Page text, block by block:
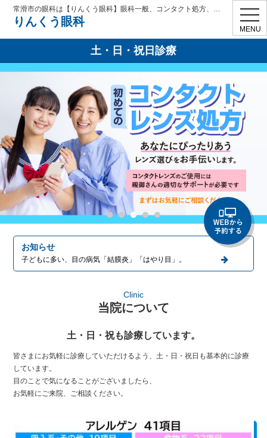
MENU
常滑市の眼科は【りんくう眼科】眼科一般、コンタクト処方、学校検診、花粉症、ドライアイ、眼精疲労
りんくう眼科
土・日・祝日診療
お知らせ
子どもに多い、目の病気「結膜炎」「はやり目」。
当院について
Clinic
土・日・祝も診療しています。
皆さまにお気軽に診療していただけるよう、土・日・祝日も基本的に診療
しています。
目のことで気になることがございましたら、
お気軽にご来院、ご相談ください。